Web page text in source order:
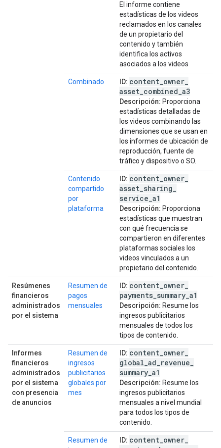
El informe contiene
estadísticas de los videos
reclamados en los canales
de un propietario del
contenido y también
identifica los activos
asociados a los videos
Combinado ID: content owner
asset combined a3
Descripción: Proporciona
estadísticas detalladas de
los videos combinando las
dimensiones que se usan en
los informes de ubicación de
reproducción, fuente de
tráfico y dispositivo o SO.
Contenido
compartido
por
plataforma
ID: content owner
asset sharing
service a1
Descripción: Proporciona
estadísticas que muestran
con qué frecuencia se
compartieron en diferentes
plataformas sociales los
videos vinculados a un
propietario del contenido.
Resúmenes
financieros
administrados
por el sistema
Resumen de
pagos
mensuales
ID: content owner
payments summary a1
Descripción: Resume los
ingresos publicitarios
mensuales de todos los
tipos de contenido.
Informes
financieros
administrados
por el sistema
con presencia
de anuncios
Resumen de
ingresos
publicitarios
globales por
mes
ID: content owner
global ad revenue
summary a1
Descripción: Resume los
ingresos publicitarios
mensuales a nivel mundial
para todos los tipos de
contenido.
Resumen de
ID: content owner